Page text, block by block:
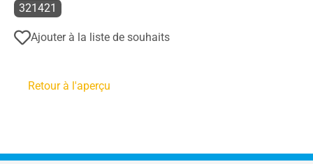
321421
Ajouter à la liste de souhaits
Retour à l'aperçu